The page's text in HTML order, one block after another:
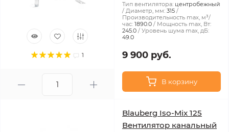
1
Тип вентилятора: центробежный
Диаметр, мм: 315
Производительность max, м³/
час: 1890.0
Мощность max, Вт:
245.0
Уровень шума max, дБ:
49.0
9 900 руб.
В корзину
Blauberg Iso-Mix 125
Вентилятор канальный